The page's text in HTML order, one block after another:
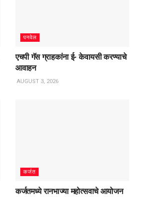
पनवेल
एचपी गॅस ग्राहकांना ई- केवायसी करण्याचे
आवाहन
AUGUST 3, 2026
कर्जत
कर्जतमध्ये रानभाज्या महोत्सवाचे आयोजन